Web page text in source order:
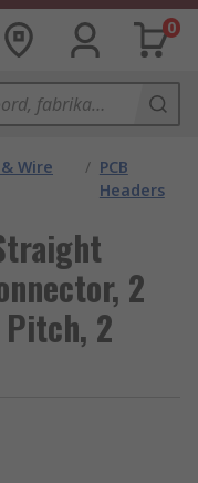
0
Wire
/ PCB
Headers
2
2